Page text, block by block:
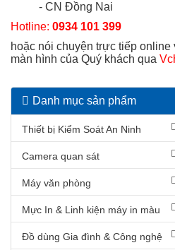
Danh mục sản phẩm
Thiết bị Kiểm Soát An Ninh
Camera quan sát
Máy văn phòng
Mực In & Linh kiện máy in màu
Đồ dùng Gia đình & Công nghệ
- CN Đồng Nai
Hotline: 0934 101 399
hoặc nói chuyện trực tiếp
màn hình của Quý khách qua